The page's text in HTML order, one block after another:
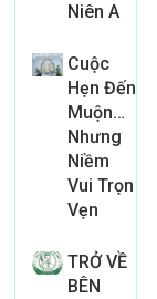
Niên A
Cuộc
Hẹn Đến
Muộn…
Nhưng
Niềm
Vui Trọn
Vẹn
TRỞ VỀ
BÊN